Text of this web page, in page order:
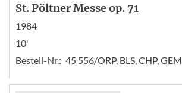
St. Pöltner Messe op. 71
1984
10'
Bestell-Nr.: 45 556/ORP, BLS, CHP, GEM